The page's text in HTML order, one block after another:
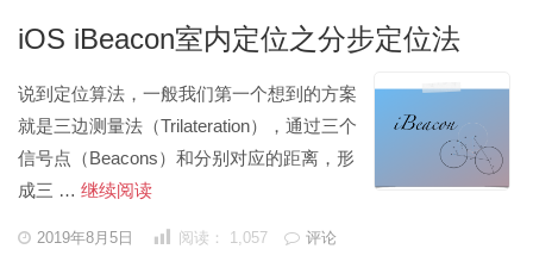
request
导
航
栏
设
iOS iBeacon室内定位之分步定位法
说到定位算法，一般我们第一个想到的方案
就是三边测量法（Trilateration），通过三个
信号点（Beacons）和分别对应的距离，形
成三 … 继续阅读iOS
发 2019年8月5日 阅读： 1,057 评论